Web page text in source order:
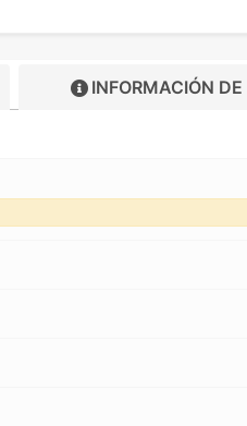
INFORMACIÓN DE